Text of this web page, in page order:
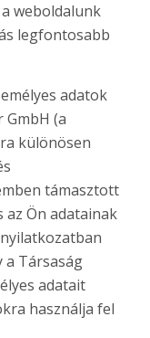
weboldalunk
legfontosabb
adatok
GmbH (a
különösen
támasztott
az Ön adatainak
Társaság
adatait
használja fel